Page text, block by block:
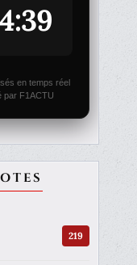
en temps réel
par F1ACTU
219